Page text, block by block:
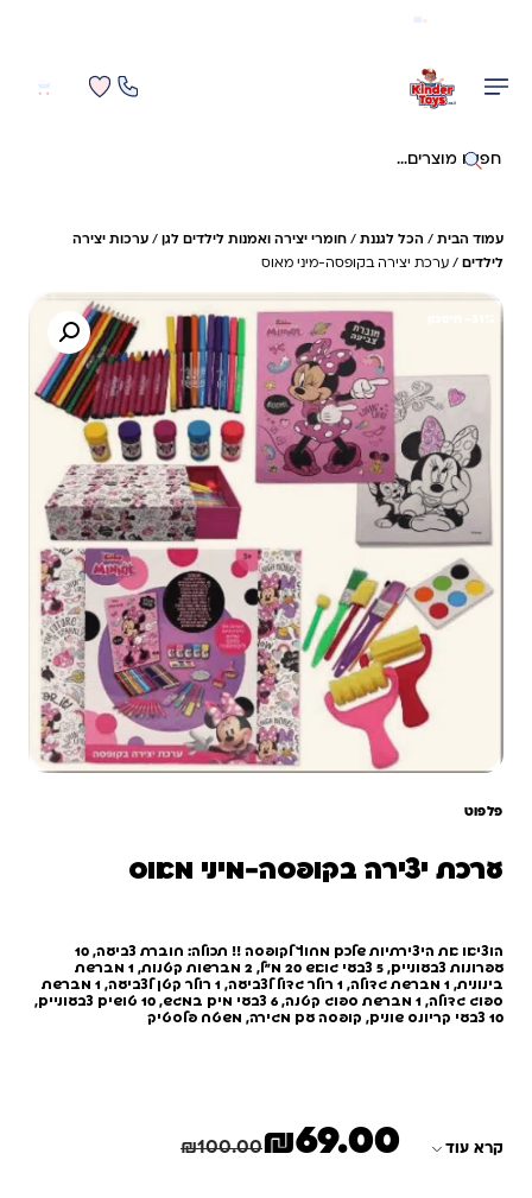
חיפוש באתר
עמוד הבית / הכל לגננת / חומרי יצירה ואמנות לילדים לגן / ערכות יצירה
לילדים / ערכת יצירה בקופסה-מיני מאוס
פלפוט
ערכת יצירה בקופסה-מיני מאוס
הוציאו את היצירתיות שלכם מחוץ לקופסה !! תכולה: חוברת צביעה, 10
עפרונות צבעוניים, 5 צבעי גואש 20 מ"ל, 2 מברשות קטנות, 1 מברשת
בינונית, 1 מברשת גדולה, 1 רולר גדול לצביעה, 1 רולר קטן לצביעה, 1 מברשת
ספוג גדולה, 1 מברשת ספוג קטנה, 6 צבעי מים במגש, 10 טושים צבעוניים,
10 צבעי קריונס שונים, קופסה עם מגירה, משטח פלסטיק
קרא עוד ₪100.00
המחיר המקורי היה: ₪100.00.
₪69.00
המחיר הנוכחי הוא: ₪69.00.